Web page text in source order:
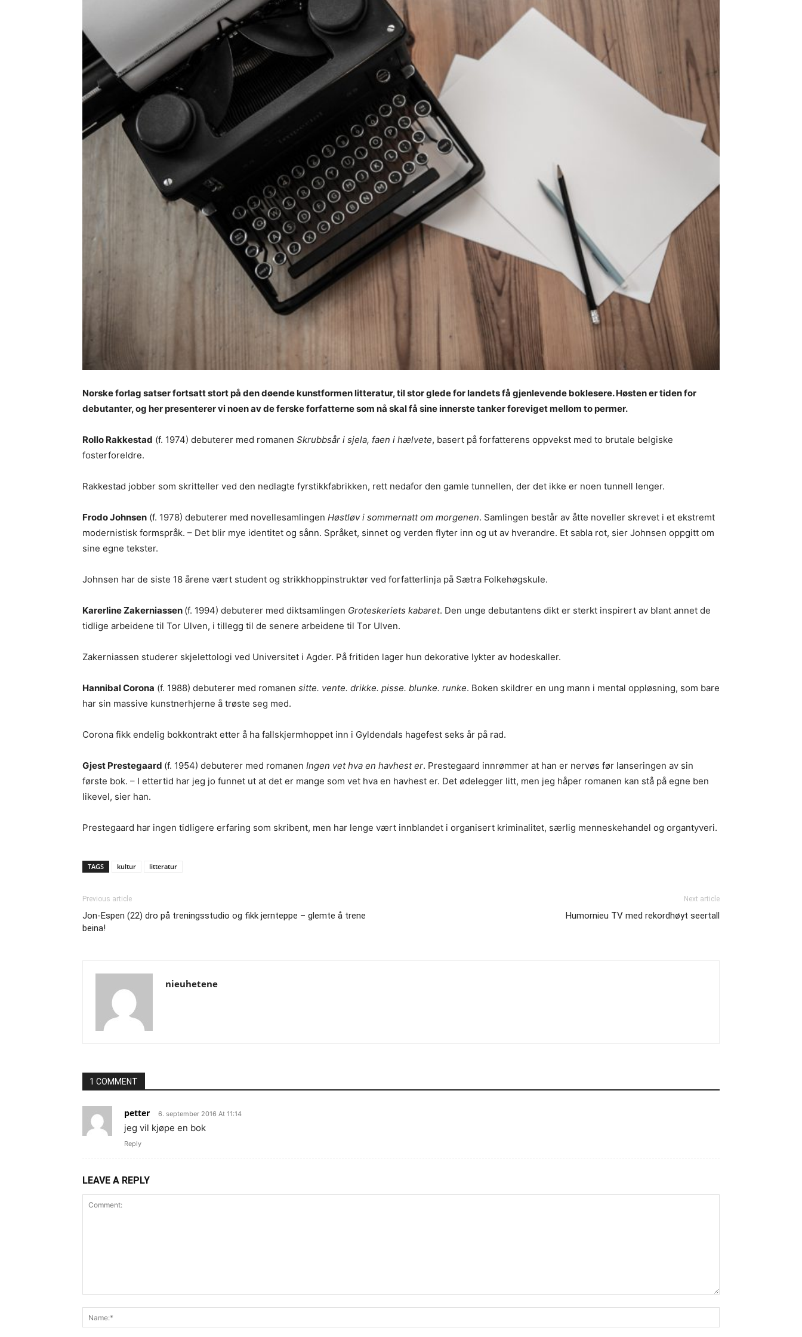
Norske forlag satser fortsatt stort på den døende kunstformen litteratur, til stor glede for landets få gjenlevende boklesere. Høsten er tiden for
debutanter, og her presenterer vi noen av de ferske forfatterne som nå skal få sine innerste tanker foreviget mellom to permer.
Rollo Rakkestad (f. 1974) debuterer med romanen Skrubbsår i sjela, faen i hælvete, basert på forfatterens oppvekst med to brutale belgiske
fosterforeldre.
Rakkestad jobber som skritteller ved den nedlagte fyrstikkfabrikken, rett nedafor den gamle tunnellen, der det ikke er noen tunnell lenger.
Frodo Johnsen (f. 1978) debuterer med novellesamlingen Høstløv i sommernatt om morgenen. Samlingen består av åtte noveller skrevet i et ekstremt
modernistisk formspråk. – Det blir mye identitet og sånn. Språket, sinnet og verden flyter inn og ut av hverandre. Et sabla rot, sier Johnsen oppgitt om
sine egne tekster.
Johnsen har de siste 18 årene vært student og strikkhoppinstruktør ved forfatterlinja på Sætra Folkehøgskule.
Karerline Zakerniassen (f. 1994) debuterer med diktsamlingen Groteskeriets kabaret. Den unge debutantens dikt er sterkt inspirert av blant annet de
tidlige arbeidene til Tor Ulven, i tillegg til de senere arbeidene til Tor Ulven.
Zakerniassen studerer skjelettologi ved Universitet i Agder. På fritiden lager hun dekorative lykter av hodeskaller.
Hannibal Corona (f. 1988) debuterer med romanen sitte. vente. drikke. pisse. blunke. runke. Boken skildrer en ung mann i mental oppløsning, som bare
har sin massive kunstnerhjerne å trøste seg med.
Corona fikk endelig bokkontrakt etter å ha fallskjermhoppet inn i Gyldendals hagefest seks år på rad.
Gjest Prestegaard (f. 1954) debuterer med romanen Ingen vet hva en havhest er. Prestegaard innrømmer at han er nervøs før lanseringen av sin
første bok. – I ettertid har jeg jo funnet ut at det er mange som vet hva en havhest er. Det ødelegger litt, men jeg håper romanen kan stå på egne ben
likevel, sier han.
Prestegaard har ingen tidligere erfaring som skribent, men har lenge vært innblandet i organisert kriminalitet, særlig menneskehandel og organtyveri.
TAGS kultur litteratur
Previous article
Jon-Espen (22) dro på treningsstudio og fikk jernteppe – glemte å trene
beina!
Next article
Humornieu TV med rekordhøyt seertall
nieuhetene
1 COMMENT
petter 6. september 2016 At 11:14
jeg vil kjøpe en bok
Reply
LEAVE A REPLY